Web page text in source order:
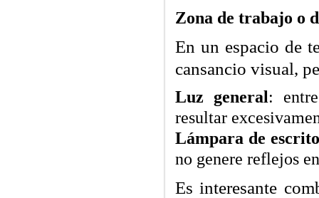
Zona de trabajo o
En un espacio de
cansancio visual,
Luz general:
resultar
Lámpara de
no genere reflejos
Es interesante